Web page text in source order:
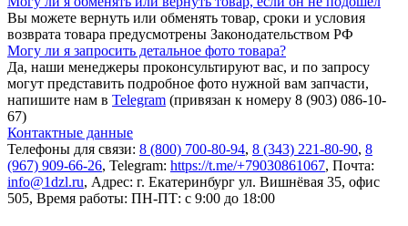
Вы можете вернуть или обменять товар, сроки и условия
возврата товара предусмотрены Законодательством РФ
Могу ли я запросить детальное фото товара?
Да, наши менеджеры проконсультируют вас, и по запросу
могут представить подробное фото нужной вам запчасти,
напишите нам в Telegram (привязан к номеру 8 (903) 086-10-
67)
Контактные данные
Телефоны для связи: 8 (800) 700-80-94, 8 (343) 221-80-90, 8
(967) 909-66-26, Telegram: https://t.me/+79030861067, Почта:
info@1dzl.ru, Адрес: г. Екатеринбург ул. Вишнёвая 35, офис
505, Время работы: ПН-ПТ: с 9:00 до 18:00